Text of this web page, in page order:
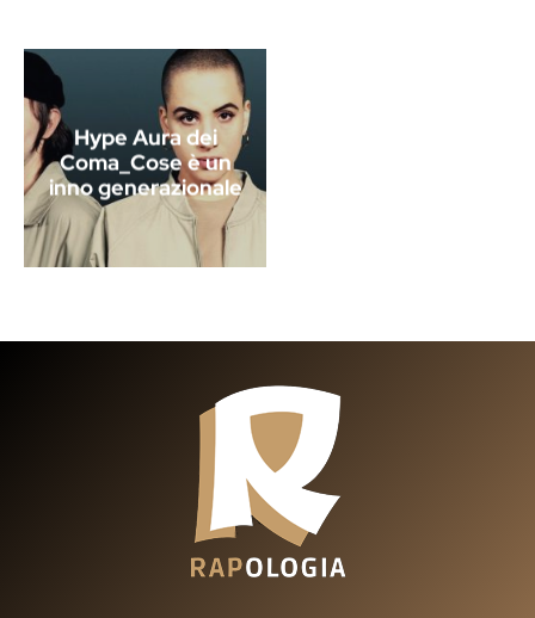
Hype Aura dei
Coma_Cose è un
inno generazionale